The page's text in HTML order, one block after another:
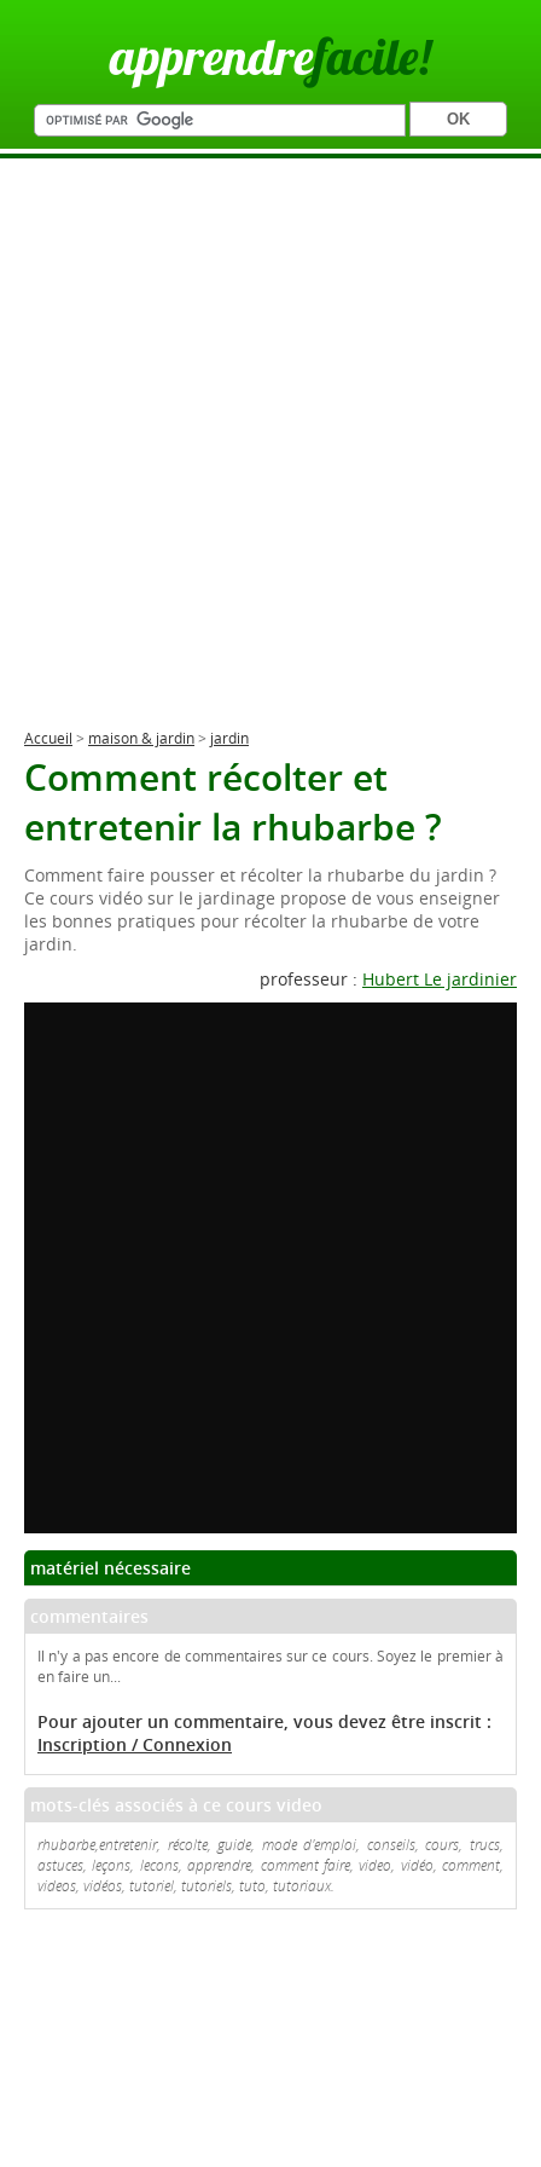
apprendrefacile!
Accueil > maison & jardin> jardin
Comment récolter et
entretenir la rhubarbe ?
Comment faire pousser et récolter la rhubarbe du jardin ?
Ce cours vidéo sur le jardinage propose de vous enseigner
les bonnes pratiques pour récolter la rhubarbe de votre
jardin.
professeur : Hubert Le jardinier
matériel nécessaire
commentaires
Il n'y a pas encore de commentaires sur ce cours. Soyez le premier à
en faire un...
Pour ajouter un commentaire, vous devez être inscrit :
Inscription / Connexion
mots-clés associés à ce cours video
rhubarbe,entretenir, récolte, guide, mode d'emploi, conseils, cours, trucs,
astuces, leçons, lecons, apprendre, comment faire, video, vidéo, comment,
videos, vidéos, tutoriel, tutoriels, tuto, tutoriaux.